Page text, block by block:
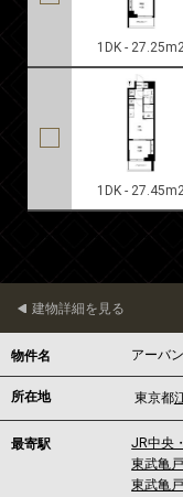
1DK -
1DK -
建物詳細を見る
物件名 アーバ
所在地 東京都
最寄駅 JR中央
東武亀
東武亀